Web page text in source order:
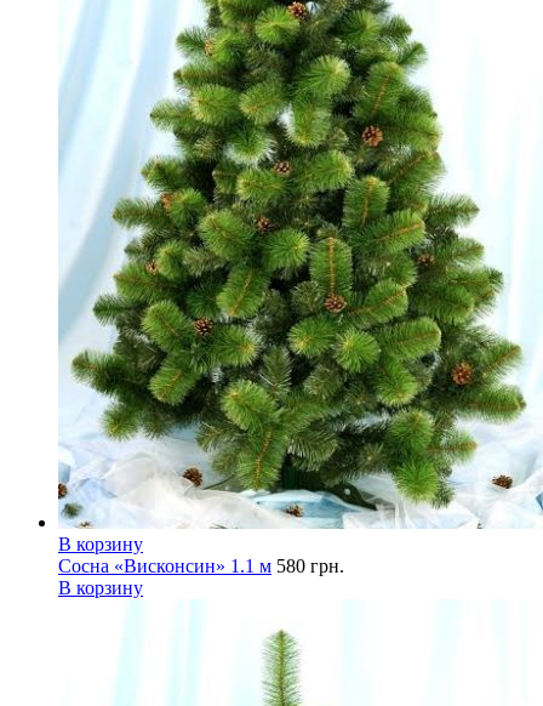
В корзину
Сосна «Висконсин» 1.1 м 580 грн.
В корзину